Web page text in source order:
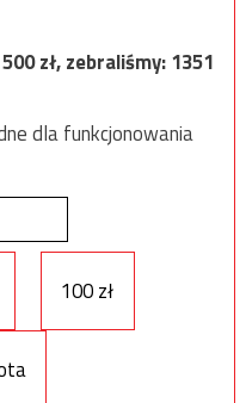
zł, zebraliśmy:1351
dla funkcjonowania
100 zł